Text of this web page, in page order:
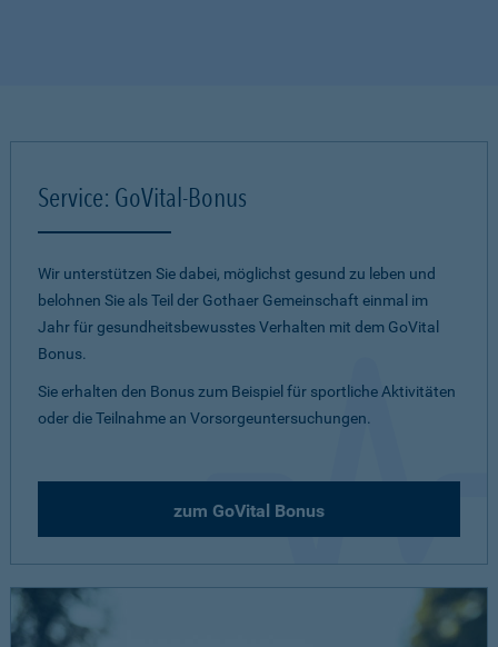
Service: GoVital-Bonus
Wir unterstützen Sie dabei, möglichst gesund zu leben und
belohnen Sie als Teil der Gothaer Gemeinschaft einmal im
Jahr für gesundheitsbewusstes Verhalten mit dem GoVital
Bonus.
Sie erhalten den Bonus zum Beispiel für sportliche Aktivitäten
oder die Teilnahme an Vorsorgeuntersuchungen.
zum GoVital Bonus